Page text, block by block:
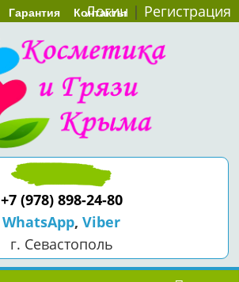
Гарантия Контакты
Логин | Регистрация
+7 (978) 898-24-80
WhatsApp,Viber
г. Севастополь